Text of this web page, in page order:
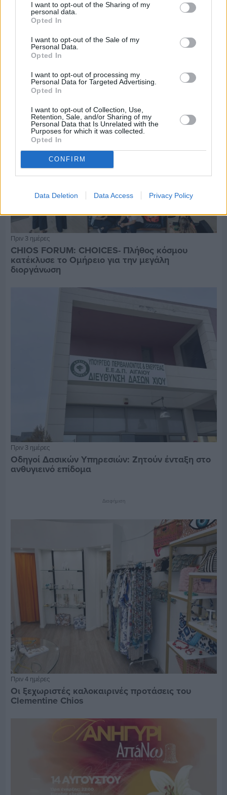
I want to opt-out of the Sharing of my
personal data.
Opted In
I want to opt-out of the Sale of my
Personal Data.
Opted In
I want to opt-out of processing my
Personal Data for Targeted Advertising.
Opted In
I want to opt-out of Collection, Use,
Retention, Sale, and/or Sharing of my
Personal Data that Is Unrelated with the
Purposes for which it was collected.
Opted In
CONFIRM
Data Deletion Data Access Privacy Policy
Πριν 3 ημέρες
Αδειάζουν τα νησιά – Το δημογραφικό στο
«κόκκινο»
Πριν 3 ημέρες
CHIOS FORUM: CHOICES- Πλήθος κόσμου
κατέκλυσε το Ομήρειο για την μεγάλη
διοργάνωση
Πριν 3 ημέρες
Οδηγοί Δασικών Υπηρεσιών: Ζητούν ένταξη στο
ανθυγιεινό επίδομα
Διαφήμιση
Πριν 4 ημέρες
Οι ξεχωριστές καλοκαιρινές προτάσεις του
Clementine Chios